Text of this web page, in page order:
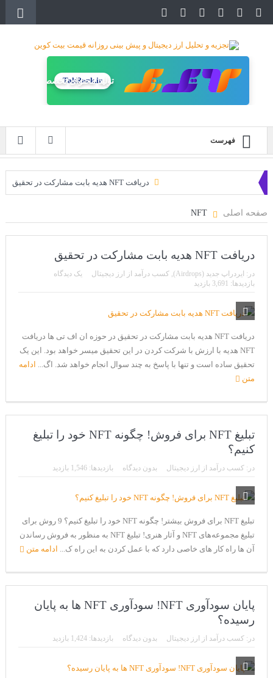
تولید محتوای تخصصی
TakRank.ir
فهرست
دریافت NFT هدیه بابت مشارکت در تحقیق
سه ایردراپ عالی برای این ماه
CoinEx سریع ترین برند درحال رشد در خدمات مالی!
ورود 254 نهنگ جدید به بازار بیت کوین
ایردراپ رمزارز Morpher (MPH)
صفحه اصلی
دریافت NFT هدیه بابت مشارکت در تحقیق
در: ایردراپ جدید (Airdrops) , کسب درآمد از ارز دیجیتال
یک دیدگاه
بازدیدها: 3,691 بازدید
دریافت NFT هدیه بابت مشارکت در تحقیق در حوزه ان اف تی ها دریافت
NFT هدیه با ارزش با شرکت کردن در این تحقیق میسر خواهد بود. این یک
تحقیق ساده است و تنها با پاسخ به چند سوال انجام خواهد شد. اگ...
ادامه
متن
تبلیغ NFT برای فروش! چگونه NFT خود را تبلیغ
کنیم؟
در: کسب درآمد از ارز دیجیتال بدون دیدگاه بازدیدها: 1,546 بازدید
تبلیغ NFT برای فروش بیشتر! چگونه NFT خود را تبلیغ کنیم؟ 9 روش برای
تبلیغ مجموعه‌های NFT و آثار هنری! تبلیغ NFT به منظور به فروش رساندن
آن ها راه کار های خاصی دارد که با عمل کردن به این راه ک...
ادامه متن
پایان سودآوری NFT! سودآوری NFT ها به پایان
رسیده؟
در: کسب درآمد از ارز دیجیتال بدون دیدگاه بازدیدها: 1,424 بازدید